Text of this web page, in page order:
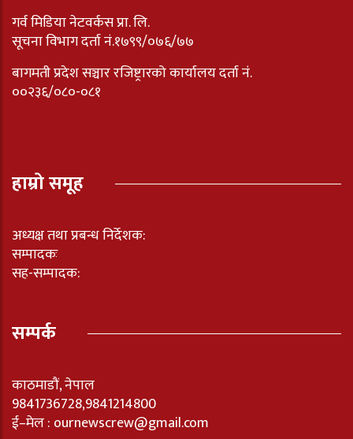
गर्व मिडिया नेटवर्कस प्रा. लि.
सूचना विभाग दर्ता नं.१७९९/०७६/७७
बागमती प्रदेश सञ्चार रजिष्ट्रारको कार्यालय दर्ता नंं.
००२३६/०८०-०८१
हाम्रो समूह
अध्यक्ष तथा प्रबन्ध निर्देशक:
सम्पादकः
सह-सम्पादक:
सम्पर्क
काठमाडौं, नेपाल
9841736728,9841214800
ई–मेल : ournewscrew@gmail.com